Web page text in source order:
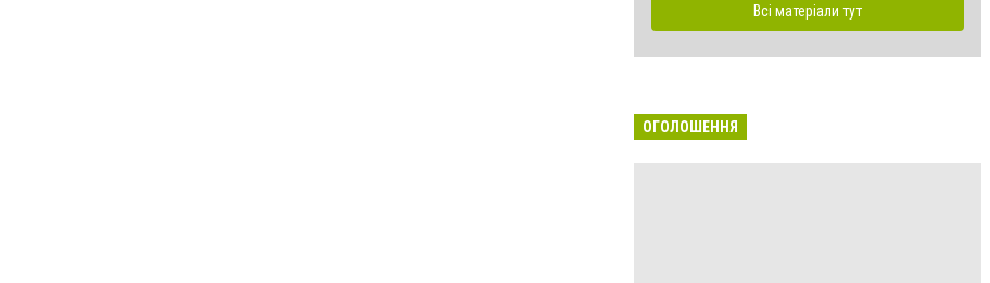
Всі матеріали тут
ОГОЛОШЕННЯ